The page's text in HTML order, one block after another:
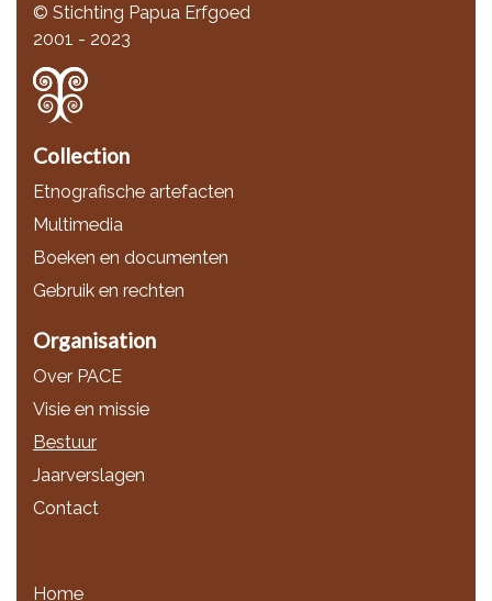
© Stichting Papua Erfgoed
2001 - 2023
Collection
Etnografische artefacten
Multimedia
Boeken en documenten
Gebruik en rechten
Organisation
Over PACE
Visie en missie
Bestuur
Jaarverslagen
Contact
Home